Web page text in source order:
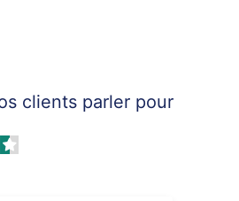
clients parler pour